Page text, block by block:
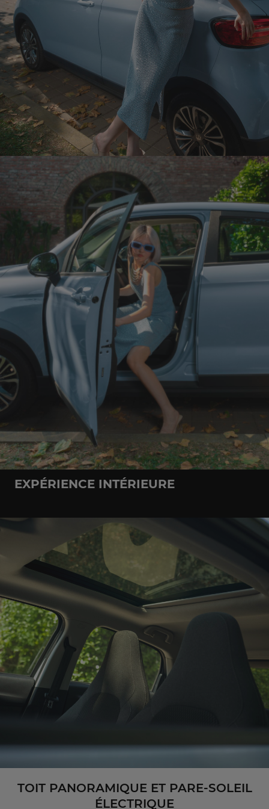
EXPÉRIENCE INTÉRIEURE
TOIT PANORAMIQUE ET PARE-SOLEIL
ÉLECTRIQUE